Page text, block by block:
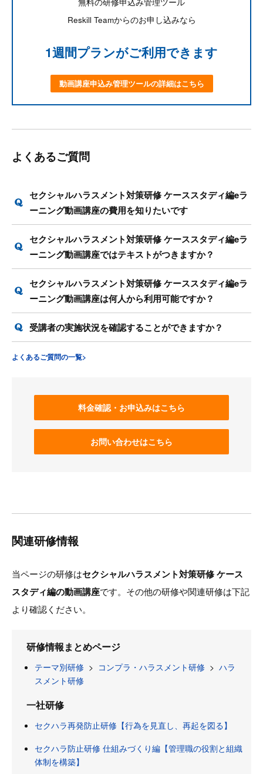
Reskill Teamからのお申し込みなら
1週間プランがご利用できます
動画講座申込み管理ツールの詳細はこちら
よくあるご質問
セクシャルハラスメント対策研修 ケーススタディ編eラ
ーニング動画講座の費用を知りたいです
セクシャルハラスメント対策研修 ケーススタディ編eラ
ーニング動画講座ではテキストがつきますか？
セクシャルハラスメント対策研修 ケーススタディ編eラ
ーニング動画講座は何人から利用可能ですか？
受講者の実施状況を確認することができますか？
よくあるご質問の一覧>
料金確認・お申込みはこちら
お問い合わせはこちら
関連研修情報
当ページの研修はセクシャルハラスメント対策研修 ケース
スタディ編の動画講座です。その他の研修や関連研修は下記
より確認ください。
研修情報まとめページ
テーマ別研修 > コンプラ・ハラスメント研修 > ハラ
スメント研修
一社研修
セクハラ再発防止研修【行為を見直し、再起を図る】
セクハラ防止研修 仕組みづくり編【管理職の役割と組織
体制を構築】